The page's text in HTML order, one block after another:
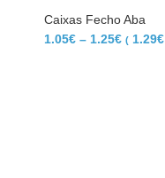
Caixas Fecho Aba
1.05€ – 1.25€ ( 1.29€